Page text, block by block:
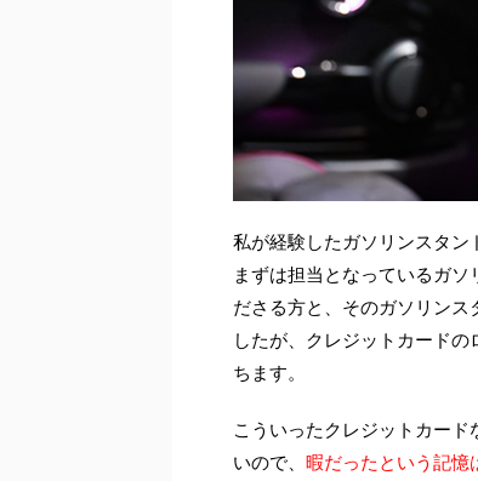
私が経験したガソリンスタン
まずは担当となっているガ
ださる方と、そのガソリン
したが、クレジットカード
ちます。
こういったクレジットカー
いので、 暇だったという記憶